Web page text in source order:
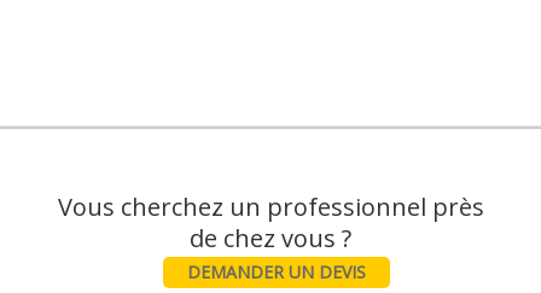
Vous cherchez un professionnel près
DEMANDER UN DEVIS